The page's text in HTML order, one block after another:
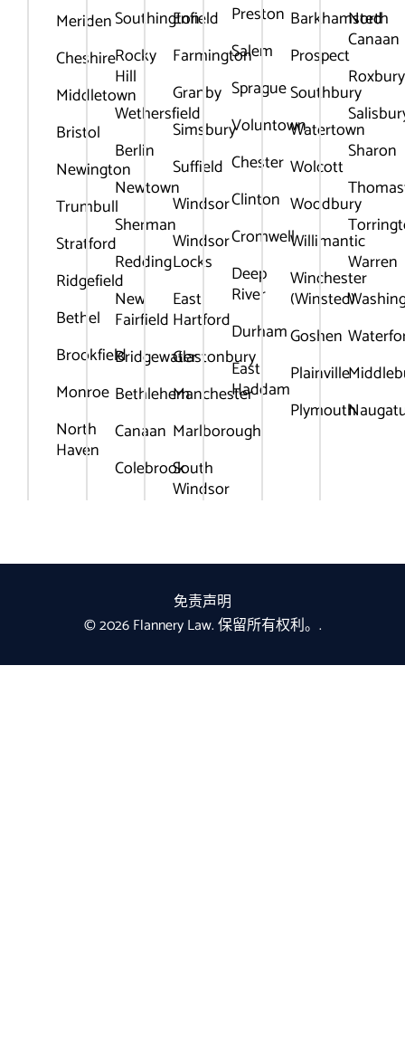
Meriden
Cheshire
Middletown
Bristol
Newington
Trumbull
Stratford
Ridgefield
Bethel
Brookfield
Monroe
North
Haven
Southington
Rocky
Hill
Wethersfield
Berlin
Newtown
Sherman
Redding
New
Fairfield
Bridgewater
Bethlehem
Canaan
Colebrook
Enfield
Farmington
Granby
Simsbury
Suffield
Windsor
Windsor
Locks
East
Hartford
Glastonbury
Manchester
Marlborough
South
Windsor
Preston
Salem
Sprague
Voluntown
Chester
Clinton
Cromwell
Deep
River
Durham
East
Haddam
Barkhamsted
Prospect
Southbury
Watertown
Wolcott
Woodbury
Willimantic
Winchester
(Winsted)
Goshen
Plainville
Plymouth
North
Canaan
Roxbury
Sharon
Warren
免责声明
© 2026 Flannery Law. 保留所有权利。.